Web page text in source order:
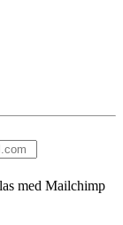
med Mailchimp